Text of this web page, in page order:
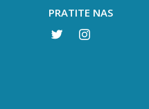
PRATITE NAS